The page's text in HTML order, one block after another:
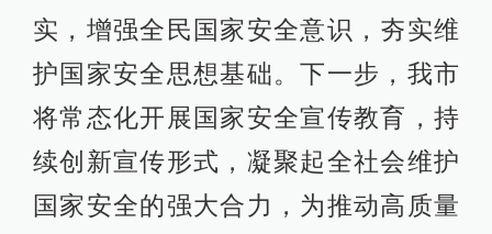
实，增强全民国家安全意识，夯实维
护国家安全思想基础。下一步，我市
将常态化开展国家安全宣传教育，持
续创新宣传形式，凝聚起全社会维护
国家安全的强大合力，为推动高质量